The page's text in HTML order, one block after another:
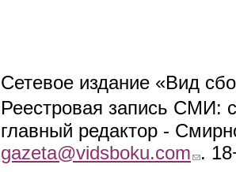
Сетевое издание «Вид
Реестровая запись СМИ:
главный редактор -
gazeta@vidsboku.com (link sends
.